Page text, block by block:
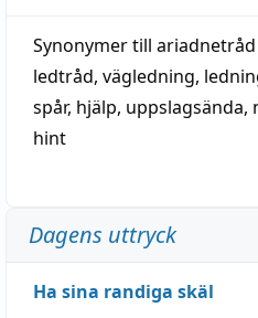
Synonymer till ariadnetråd
ledtråd, vägledning,
spår, hjälp, uppslagsända,
hint
Dagens uttryck
Ha sina randiga skäl